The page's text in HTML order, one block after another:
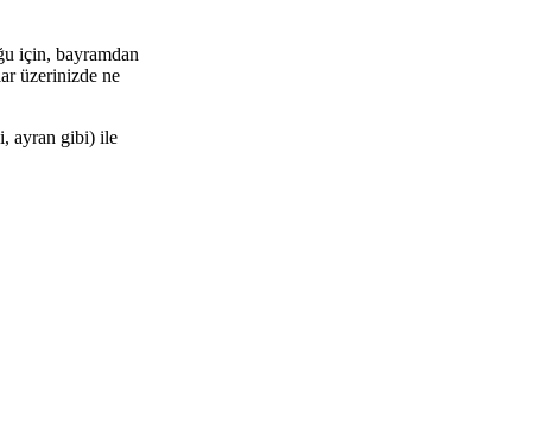
için, bayramdan
üzerinizde ne
ayran gibi) ile